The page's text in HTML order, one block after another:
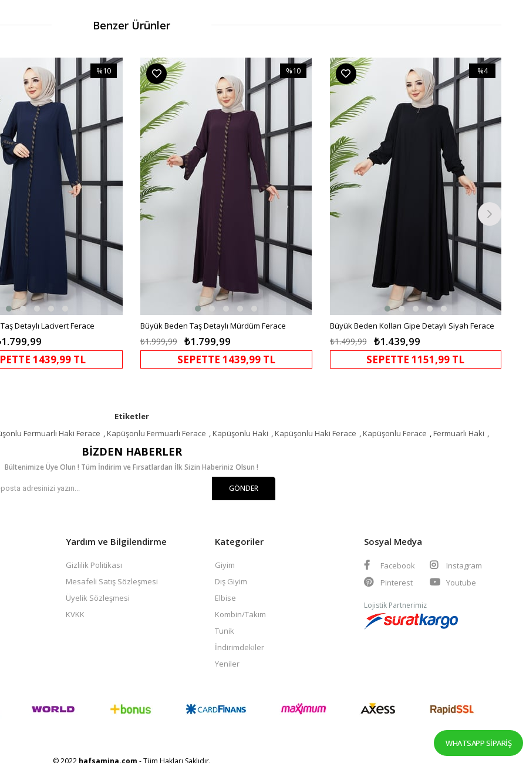
Benzer Ürünler
Detaylı Lacivert Ferace
%10
1439,99 TL
Büyük Beden Taş Detaylı Mürdüm Ferace
₺1.799,99
₺1.999,99
%10
İndirim
SEPETTE 1439,99 TL
Büyük Beden Kolları Gipe Detaylı Siyah Ferace
₺1.439,99
₺1.499,99
%4
SEPETTE 1151,99 TL
Etiketler
Fermuarlı Haki Ferace ,Kapüşonlu Fermuarlı Ferace ,Kapüşonlu Haki ,Kapüşonlu Haki Ferace ,Kapüşonlu Ferace ,Fermuarlı Haki ,
WHATSAPP SIPARIŞ
BIZDEN HABERLER
Bültenimize Üye Olun ! Tüm İndirim ve Fırsatlardan İlk Sizin Haberiniz Olsun !
GÖNDER
Yardım ve Bilgilendirme
Gizlilik Politikası
Mesafeli Satış Sözleşmesi
Üyelik Sözleşmesi
KVKK
Kategoriler
Giyim
Dış Giyim
Elbise
Kombin/Takım
Tunik
İndirimdekiler
Yeniler
Sosyal Medya
Facebook
Instagram
Pinterest
Youtube
Lojistik Partnerimiz
© 2022 hafsamina.com - Tüm Hakları Saklıdır.